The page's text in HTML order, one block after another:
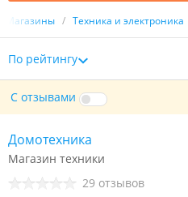
Магазины / Техника и электроника
По рейтингу
С отзывами
Домотехника
Магазин техники
29 отзывов